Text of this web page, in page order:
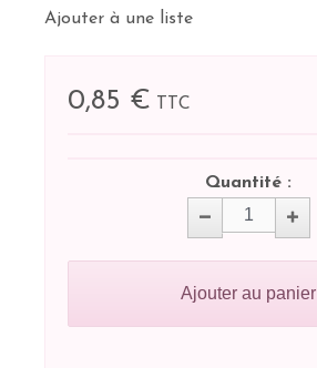
Ajouter à une liste
0,85 € TTC
Quantité :
Ajouter au panier